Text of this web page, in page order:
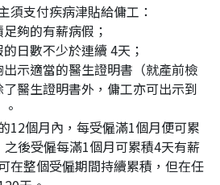
須支付疾病津貼給傭工：
夠的有薪病假；
日數不少於連續 4天；
示適當的醫生證明書（就產前檢
醫生證明書外，傭工亦可出示到
12個月內，每受僱滿1個月便可累
後受僱每滿1個月可累積4天有薪
在整個受僱期間持續累積，但在任